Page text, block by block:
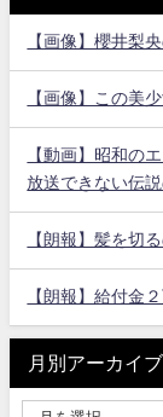
【画像】櫻井梨
【画像】この美
【動画】昭和の
放送できない伝
【朗報】髪を切
【朗報】給付金
月別アーカイブ